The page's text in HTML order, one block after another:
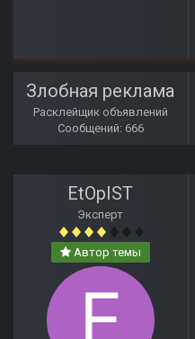
Злобная реклама
Расклейщик объявлений
Сообщений: 666
EtOpIST
Эксперт
Автор темы